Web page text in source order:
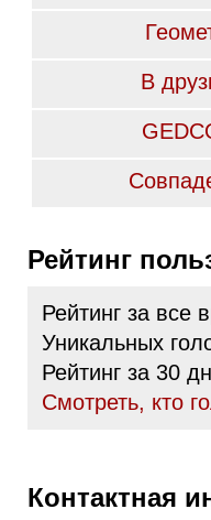
В
Рейтинг
Рейтинг за все
Уникальных
Рейтинг за 30
Cмотреть, кто
Контактная